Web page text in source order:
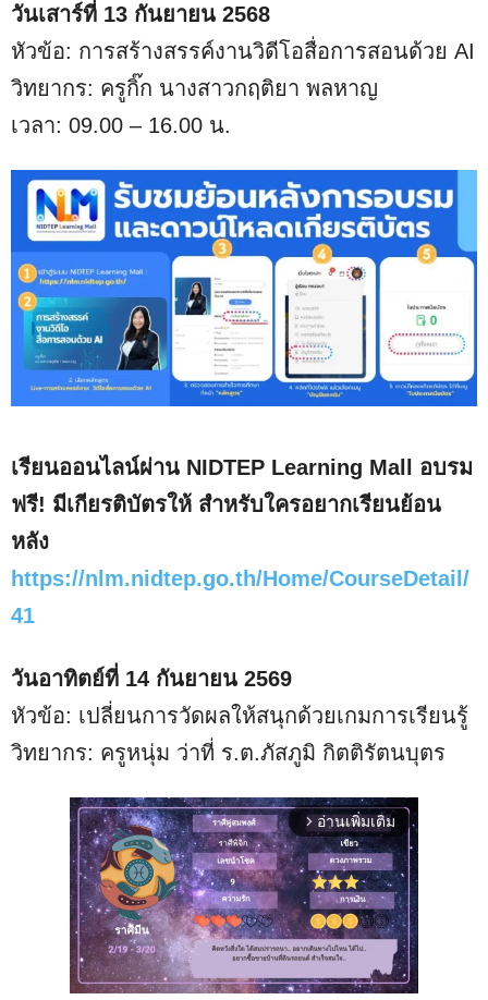
วันเสาร์ที่ 13 กันยายน 2568
หัวข้อ: การสร้างสรรค์งานวิดีโอสื่อการสอนด้วย AI
วิทยากร: ครูกิ๊ก นางสาวกฤติยา พลหาญ
เวลา: 09.00 – 16.00 น.
เรียนออนไลน์ผ่าน NIDTEP Learning Mall อบรม
ฟรี! มีเกียรติบัตรให้ สำหรับใครอยากเรียนย้อน
หลัง
https://nlm.nidtep.go.th/Home/CourseDetail/
41
วันอาทิตย์ที่ 14 กันยายน 2569
หัวข้อ: เปลี่ยนการวัดผลให้สนุกด้วยเกมการเรียนรู้
วิทยากร: ครูหนุ่ม ว่าที่ ร.ต.ภัสภูมิ กิตติรัตนบุตร
arrow_forward_ios อ่านเพิ่มเติม